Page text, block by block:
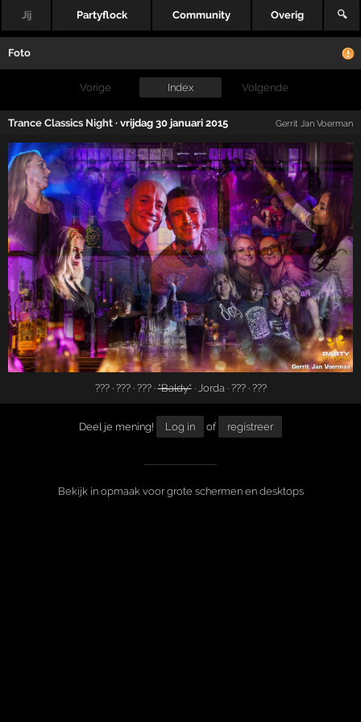
Jij Partyflock Community Overig 🔍
Foto
Vorige Index Volgende
Trance Classics Night ·vrijdag 30 januari 2015 Gerrit Jan Voerman
??? · ??? · ??? ·*Baldy*· Jorda· ??? · ???
Deel je mening! Log in of registreer
Bekijk in opmaak voor grote schermen en desktops